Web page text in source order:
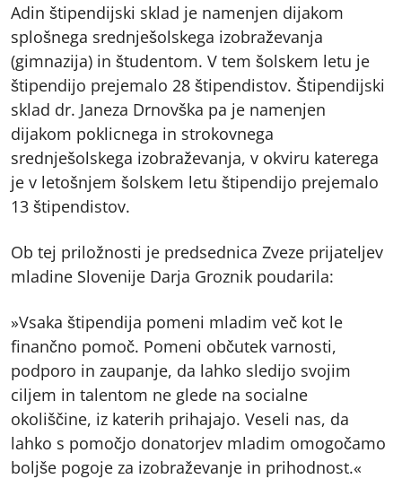
Adin štipendijski sklad je namenjen dijakom
splošnega srednješolskega izobraževanja
(gimnazija) in študentom. V tem šolskem letu je
štipendijo prejemalo 28 štipendistov. Štipendijski
sklad dr. Janeza Drnovška pa je namenjen
dijakom poklicnega in strokovnega
srednješolskega izobraževanja, v okviru katerega
je v letošnjem šolskem letu štipendijo prejemalo
13 štipendistov.
Ob tej priložnosti je predsednica Zveze prijateljev
mladine Slovenije Darja Groznik poudarila:
»Vsaka štipendija pomeni mladim več kot le
finančno pomoč. Pomeni občutek varnosti,
podporo in zaupanje, da lahko sledijo svojim
ciljem in talentom ne glede na socialne
okoliščine, iz katerih prihajajo. Veseli nas, da
lahko s pomočjo donatorjev mladim omogočamo
boljše pogoje za izobraževanje in prihodnost.«